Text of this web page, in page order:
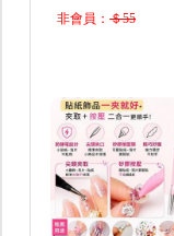
非會員：＄55